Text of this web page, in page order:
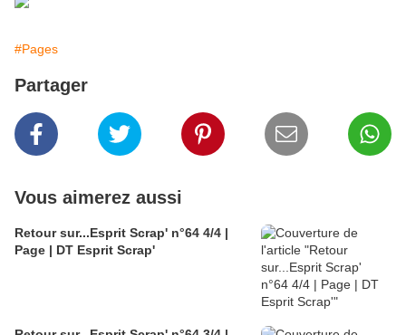
#Pages
Partager
Vous aimerez aussi
Retour sur...Esprit Scrap' n°64 4/4 |
Page | DT Esprit Scrap'